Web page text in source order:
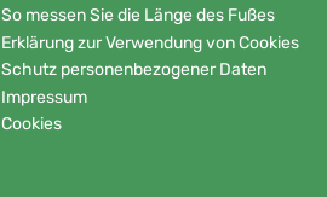
So messen Sie die Länge des Fußes
Erklärung zur Verwendung von Cookies
Schutz personenbezogener Daten
Impressum
Cookies